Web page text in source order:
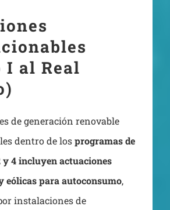
I al Real
de generación renovable
dentro de losprogramas de
y 4 incluyen actuaciones
eólicas para autoconsumo,
instalaciones de